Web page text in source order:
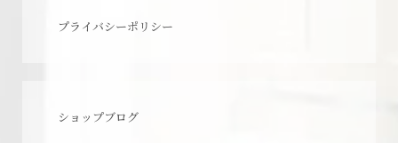
プライバシーポリシー
ショップブログ